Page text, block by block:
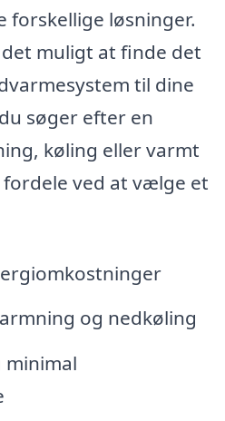
forskellige løsninger.
muligt at finde det
til dine
søger efter en
køling eller varmt
ved at vælge et
og nedkøling
minimal